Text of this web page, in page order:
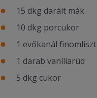
15 dkg darált mák
10 dkg porcukor
1 evőkanál finomliszt
1 darab vaníliarúd
5 dkg cukor